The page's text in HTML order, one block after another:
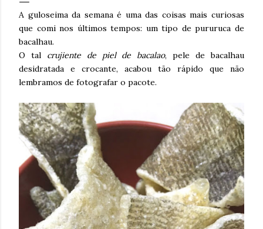
A guloseima da semana é uma das coisas mais curiosas
que comi nos últimos tempos: um tipo de pururuca de
bacalhau.
O tal crujiente de piel de bacalao, pele de bacalhau
desidratada e crocante, acabou tão rápido que não
lembramos de fotografar o pacote.